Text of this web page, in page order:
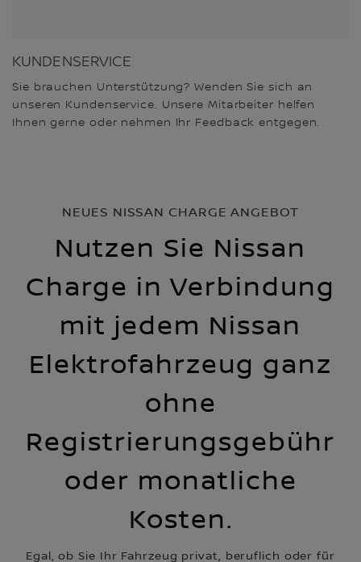
KUNDENSERVICE
Sie brauchen Unterstützung? Wenden Sie sich an
unseren Kundenservice. Unsere Mitarbeiter helfen
Ihnen gerne oder nehmen Ihr Feedback entgegen.
NEUES NISSAN CHARGE ANGEBOT
Nutzen Sie Nissan
Charge in Verbindung
mit jedem Nissan
Elektrofahrzeug ganz
ohne
Registrierungsgebühr
oder monatliche
Kosten.
Egal, ob Sie Ihr Fahrzeug privat, beruflich oder für